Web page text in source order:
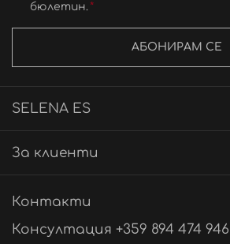
бюлетин.
АБОНИРАМ СЕ
SELENA ES
За клиенти
Контакти
Консултация +359 894 474 946